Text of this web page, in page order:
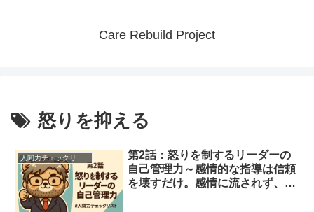
Care Rebuild Project
怒りを抑える
第2話：怒りを制するリーダーの
自己管理力～感情的な指導は信頼
を壊すだけ。感情に流されず、冷